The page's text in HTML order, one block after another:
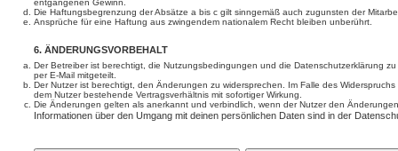
Die Haftungsbegrenzung der Absätze a bis c gilt sinngemäß auch zugunsten der
Ansprüche für eine Haftung aus zwingendem nationalem Recht bleiben unberührt.
6. ÄNDERUNGSVORBEHALT
Der Betreiber ist berechtigt, die Nutzungsbedingungen und die Datenschutzerklärung
per E-Mail mitgeteilt.
Der Nutzer ist berechtigt, den Änderungen zu widersprechen. Im Falle des
dem Nutzer bestehende Vertragsverhältnis mit sofortiger Wirkung.
Die Änderungen gelten als anerkannt und verbindlich, wenn der Nutzer den
Informationen über den Umgang mit deinen persönlichen Daten sind in der